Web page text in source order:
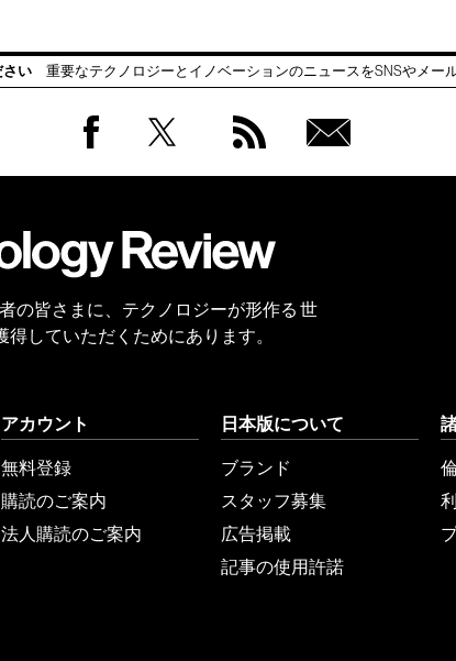
さい 重要なテクノロジーとイノベーションのニュースをSNSやメー
会員
者の皆さまに、テクノロジーが形作る 世
していただくためにあります。
アカウント
無料登録
購読のご案内
法人購読のご案内
日本版について
ブランド
スタッフ募集
広告掲載
記事の使用許諾